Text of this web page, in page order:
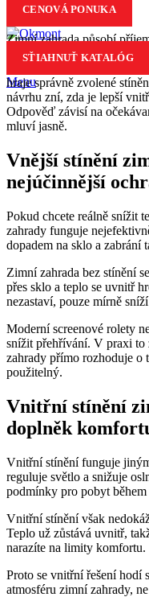
CENOVÁ PONUKA
SŤIAHNUŤ KATALÓG
Menu
Čvn
Zimní zahrada působí
udržet stabilní teplotu a
slunce přehřívat prosklený
hraje správně zvolené
návrhu zní, zda je lepší
Odpověď závisí na
mluví jasně.
Vnější stínění
nejúčinnější
Pokud chcete reálně snížit
zahrady funguje
dopadem na sklo a zabrání
Zimní zahrada bez stínění
přes sklo a teplo se uvnitř
nezastaví, pouze mírně
Moderní screenové rolety
snížit přehřívání. V praxi to
zahrady přímo rozhoduje o
použitelný.
Vnitřní stínění
doplněk
Vnitřní stínění funguje
reguluje světlo a snižuje
podmínky pro pobyt během
Vnitřní stínění však
Teplo už zůstává uvnitř,
narazíte na limity komfortu.
Proto se vnitřní řešení hodí
atmosféru zimní zahrady,